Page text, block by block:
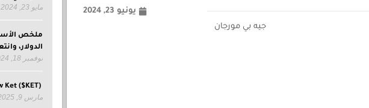
يونيو 23, 2024 مايو 23, 2024
ملخص
الدولار،
نوفمبر 18, 2024
Yellow Ket ($KET)دليلك الشامل حول عملة
مارس 9, 2025